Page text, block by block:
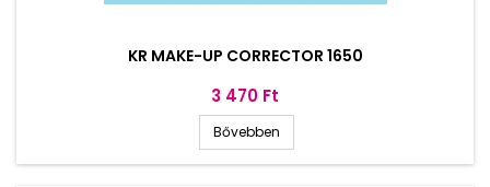
KR MAKE-UP CORRECTOR 1650
Ár
3 470 Ft
Bővebben